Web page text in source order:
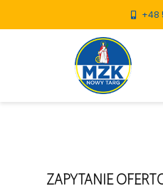
+48
ZAPYTANIE